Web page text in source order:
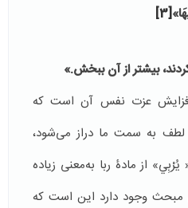
[3]
بيشتر از آن ببخش.»
عزت نفس آن است که
به سمت ما دراز می‌شود،
از مادۀ ربا به‌معنی زیاده
وجود دارد این است که